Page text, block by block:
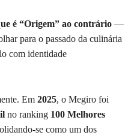
é “Origem” ao contrário —
para o passado da culinária
com identidade
Em 2025, o Megiro foi
no ranking 100 Melhores
se como um dos